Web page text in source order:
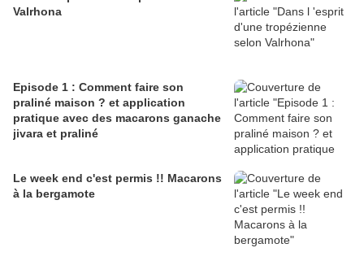
Valrhona
Episode 1 : Comment faire son
praliné maison ? et application
pratique avec des macarons ganache
jivara et praliné
Le week end c'est permis !! Macarons
à la bergamote